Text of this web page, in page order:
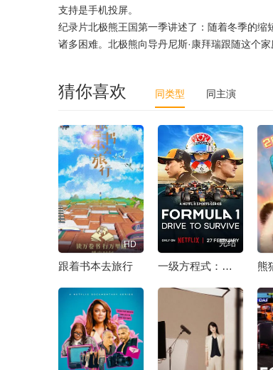
支持是手机投屏。
纪录片北极熊王国第一季讲述了：随着冬季的
诸多困难。北极熊向导丹尼斯·康拜瑞跟随这
猜你喜欢 同类型 同主演
HD
跟着书本去旅行
完结
一级方程式：疾速争胜 第八季